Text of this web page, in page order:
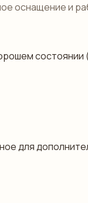
оснащение и
для